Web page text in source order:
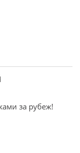
за рубеж!